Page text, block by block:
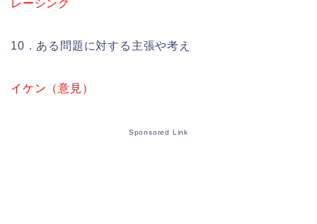
レーシング
10．ある問題に対する主張や考え
イケン（意見）
Sponsored Link